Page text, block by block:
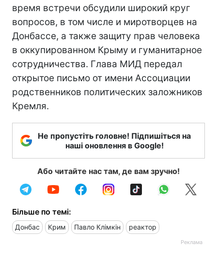
время встречи обсудили широкий круг
вопросов, в том числе и миротворцев на
Донбассе, а также защиту прав человека
в оккупированном Крыму и гуманитарное
сотрудничества. Глава МИД передал
открытое письмо от имени Ассоциации
родственников политических заложников
Кремля.
Не пропустіть головне! Підпишіться на
наші оновлення в Google!
Або читайте нас там, де вам зручно!
Більше по темі:
Донбас Крим Павло Клімкін реактор